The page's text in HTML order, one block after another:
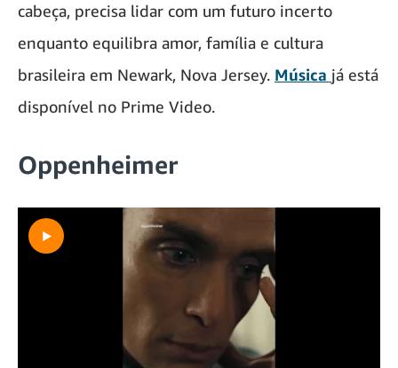
cabeça, precisa lidar com um futuro incerto
enquanto equilibra amor, família e cultura
brasileira em Newark, Nova Jersey. Música já está
disponível no Prime Video.
Oppenheimer